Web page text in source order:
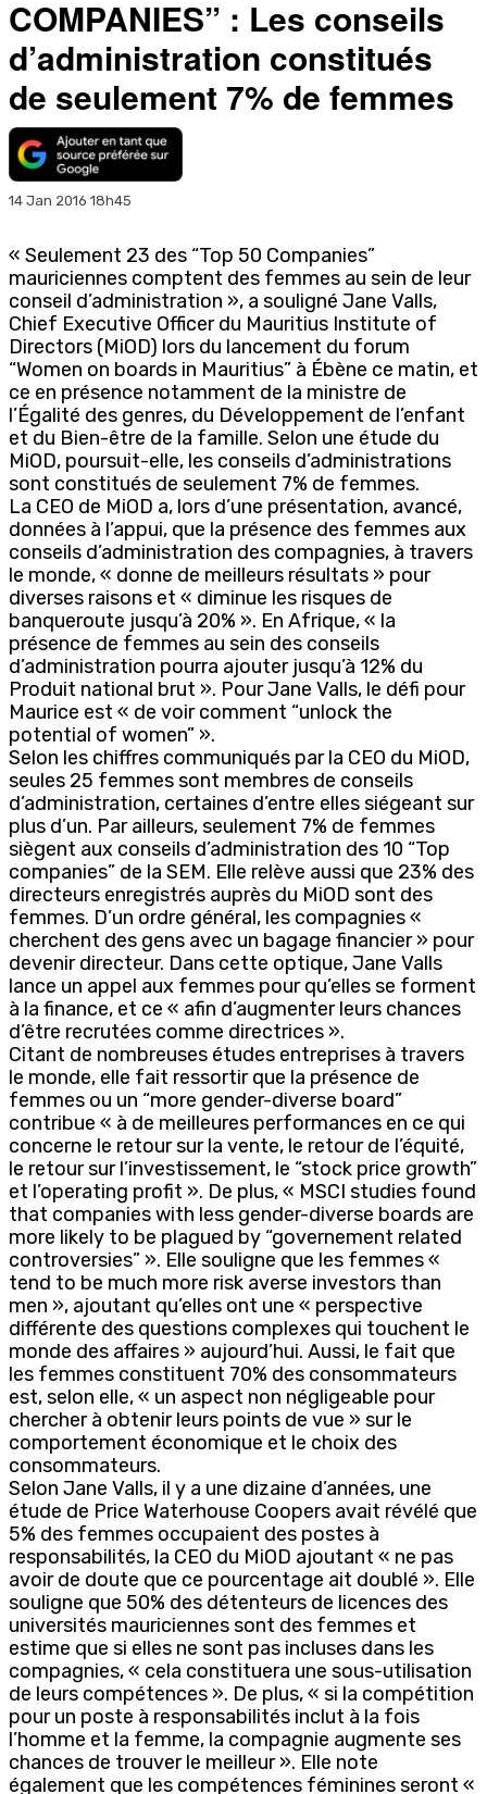
COMPANIES” : Les conseils
d’administration constitués
de seulement 7% de femmes
14 Jan 2016 18h45
« Seulement 23 des “Top 50 Companies”
mauriciennes comptent des femmes au sein de leur
conseil d’administration », a souligné Jane Valls,
Chief Executive Officer du Mauritius Institute of
Directors (MiOD) lors du lancement du forum
“Women on boards in Mauritius” à Ébène ce matin, et
ce en présence notamment de la ministre de
l’Égalité des genres, du Développement de l’enfant
et du Bien-être de la famille. Selon une étude du
MiOD, poursuit-elle, les conseils d’administrations
sont constitués de seulement 7% de femmes.
La CEO de MiOD a, lors d’une présentation, avancé,
données à l’appui, que la présence des femmes aux
conseils d’administration des compagnies, à travers
le monde, « donne de meilleurs résultats » pour
diverses raisons et « diminue les risques de
banqueroute jusqu’à 20% ». En Afrique, « la
présence de femmes au sein des conseils
d’administration pourra ajouter jusqu’à 12% du
Produit national brut ». Pour Jane Valls, le défi pour
Maurice est « de voir comment “unlock the
potential of women” ».
Selon les chiffres communiqués par la CEO du MiOD,
seules 25 femmes sont membres de conseils
d’administration, certaines d’entre elles siégeant sur
plus d’un. Par ailleurs, seulement 7% de femmes
siègent aux conseils d’administration des 10 “Top
companies” de la SEM. Elle relève aussi que 23% des
directeurs enregistrés auprès du MiOD sont des
femmes. D’un ordre général, les compagnies «
cherchent des gens avec un bagage financier » pour
devenir directeur. Dans cette optique, Jane Valls
lance un appel aux femmes pour qu’elles se forment
à la finance, et ce « afin d’augmenter leurs chances
d’être recrutées comme directrices ».
Citant de nombreuses études entreprises à travers
le monde, elle fait ressortir que la présence de
femmes ou un “more gender-diverse board”
contribue « à de meilleures performances en ce qui
concerne le retour sur la vente, le retour de l’équité,
le retour sur l’investissement, le “stock price growth”
et l’operating profit ». De plus, « MSCI studies found
that companies with less gender-diverse boards are
more likely to be plagued by “governement related
controversies” ». Elle souligne que les femmes «
tend to be much more risk averse investors than
men », ajoutant qu’elles ont une « perspective
différente des questions complexes qui touchent le
monde des affaires » aujourd’hui. Aussi, le fait que
les femmes constituent 70% des consommateurs
est, selon elle, « un aspect non négligeable pour
chercher à obtenir leurs points de vue » sur le
comportement économique et le choix des
consommateurs.
Selon Jane Valls, il y a une dizaine d’années, une
étude de Price Waterhouse Coopers avait révélé que
5% des femmes occupaient des postes à
responsabilités, la CEO du MiOD ajoutant « ne pas
avoir de doute que ce pourcentage ait doublé ». Elle
souligne que 50% des détenteurs de licences des
universités mauriciennes sont des femmes et
estime que si elles ne sont pas incluses dans les
compagnies, « cela constituera une sous-utilisation
de leurs compétences ». De plus, « si la compétition
pour un poste à responsabilités inclut à la fois
l’homme et la femme, la compagnie augmente ses
chances de trouver le meilleur ». Elle note
également que les compétences féminines seront «